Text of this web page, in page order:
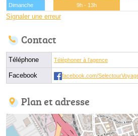
Dimanche
9h - 13h
Signaler une erreur
Contact
Téléphone Téléphoner à l'agence
Facebook facebook.com/
Plan et adresse